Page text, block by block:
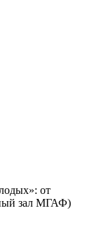
от
зал МГАФ)